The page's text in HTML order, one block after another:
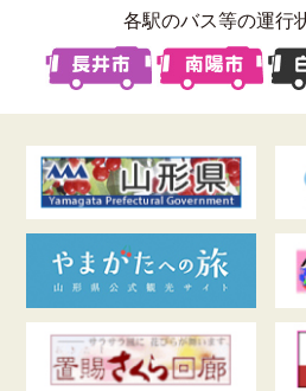
各駅のバス等の運行